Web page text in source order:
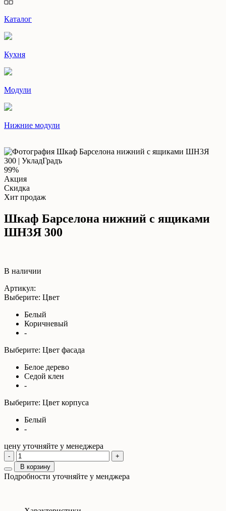
Каталог
Кухня
Модули
Нижние модули
99%
Акция
Скидка
Хит продаж
Шкаф Барселона нижний с ящиками
ШН3Я 300
В наличии
Артикул:
Выберите: Цвет
Белый
Коричневый
-
Выберите: Цвет фасада
Белое дерево
Седой клен
-
Выберите: Цвет корпуса
Белый
-
цену уточняйте у менеджера
-
+
В корзину
Подробности уточняйте у менджера